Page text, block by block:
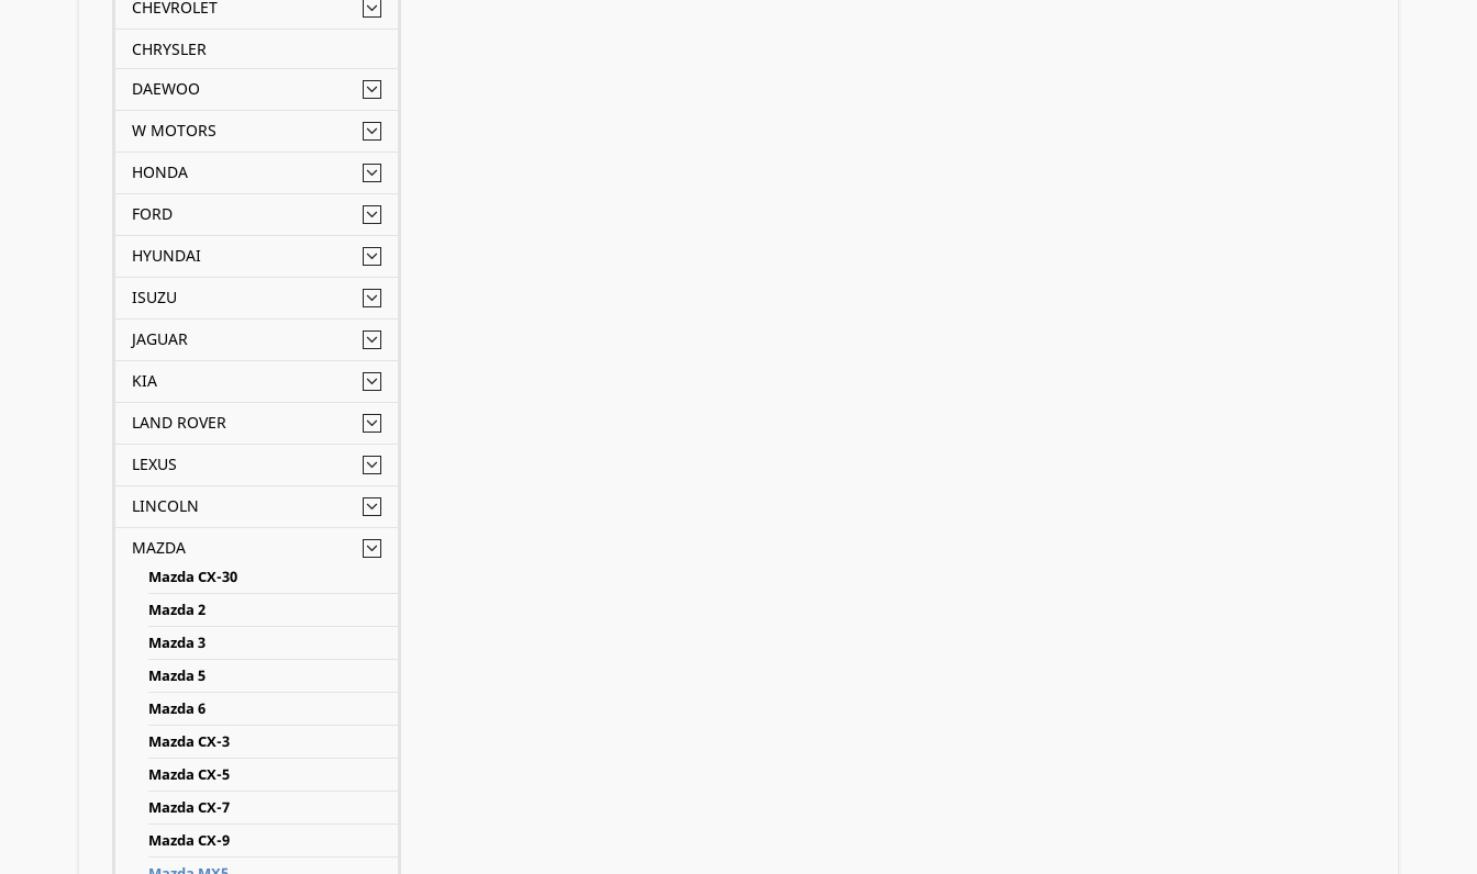
CHEVROLET
CHRYSLER
DAEWOO
W MOTORS
HONDA
FORD
HYUNDAI
ISUZU
JAGUAR
KIA
LAND ROVER
LEXUS
LINCOLN
MAZDA
Mazda CX-30
Mazda 2
Mazda 3
Mazda 5
Mazda 6
Mazda CX-3
Mazda CX-5
Mazda CX-7
Mazda CX-9